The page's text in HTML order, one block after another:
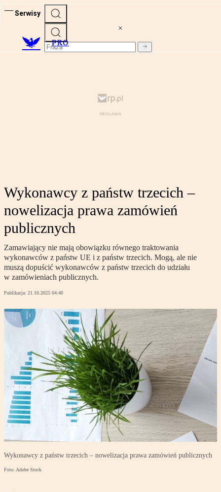
Serwisy
PRO
Wykonawcy z państw trzecich –
nowelizacja prawa zamówień
publicznych
Zamawiający nie mają obowiązku równego traktowania
wykonawców z państw UE i z państw trzecich. Mogą, ale nie
muszą dopuścić wykonawców z państw trzecich do udziału
w zamówieniach publicznych.
Publikacja: 21.10.2025 04:40
Wykonawcy z państw trzecich – nowelizacja prawa zamówień publicznych
Foto: Adobe Stock